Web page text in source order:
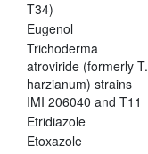
T34)
Eugenol
Trichoderma
atroviride (formerly T.
harzianum) strains
IMI 206040 and T11
Etridiazole
Etoxazole